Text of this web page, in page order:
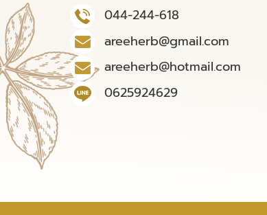
044-244-618
areeherb@gmail.com
areeherb@hotmail.com
0625924629